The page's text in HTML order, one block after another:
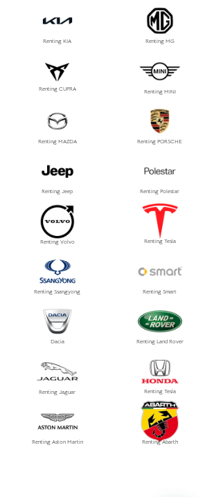
Renting KIA Renting MG
Renting CUPRA Renting MINI
Renting MAZDA Renting PORSCHE
Renting Jeep Renting Polestar
Renting Volvo Renting Tesla
Renting Ssangyong Renting Smart
Dacia Renting Land Rover
Renting Jaguar Renting Tesla
Renting Aston Martin Renting Abarth